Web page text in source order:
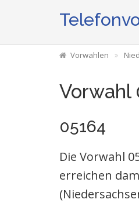
Vorwahlen
Vorwahl
05164
Die Vorwahl
erreichen